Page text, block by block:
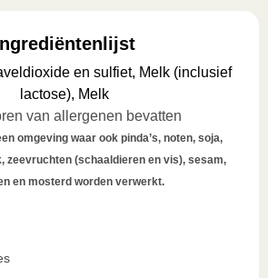
en sulfiet, Melk (inclusief
lactose), Melk
van allergenen bevatten
omgeving waar ook pinda’s, noten, soja,
zeevruchten (schaaldieren en vis), sesam,
en mosterd worden verwerkt.